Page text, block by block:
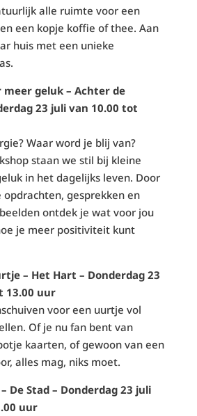
alle ruimte voor een
een kopje koffie of thee. Aan
huis met een unieke
geluk – Achter de
23 juli van 10.00 tot
Waar word je blij van?
staan we stil bij kleine
in het dagelijks leven. Door
gesprekken en
ontdek je wat voor jou
je meer positiviteit kunt
– Het Hart – Donderdag 23
13.00 uur
voor een uurtje vol
Of je nu fan bent van
kaarten, of gewoon van een
alles mag, niks moet.
De Stad – Donderdag 23 juli
uur